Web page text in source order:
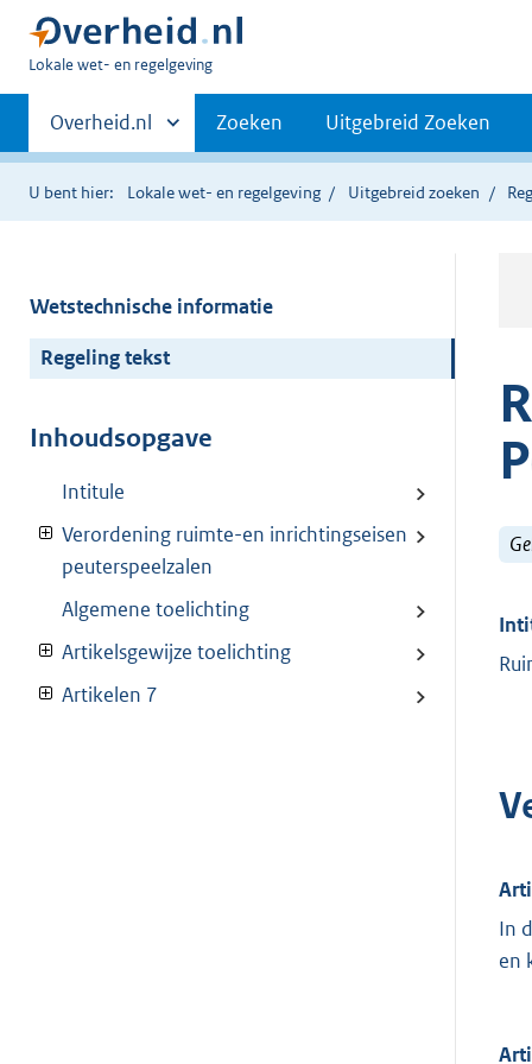
U
hier:
Lokale wet- en regelgeving
Primaire
navigatie
Andere
sites
binnen
Overheid.nl Zoeken Uitgebreid Zoeken
U bent hier: Lokale wet- en regelgeving Uitgebreid zoeken
Wetstechnische informatie
Regeling tekst
Inhoudsopgave
Intitule
Verordening ruimte-en inrichtingseisen
peuterspeelzalen
Algemene toelichting
Artikelsgewijze toelichting
Artikelen 7
In
en